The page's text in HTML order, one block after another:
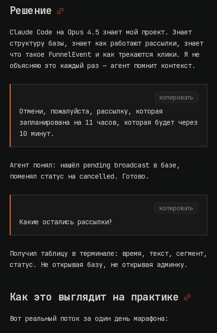
Решение
Claude Code на Opus 4.5 знает мой проект. Знает
структуру базы, знает как работают рассылки, знает
что такое FunnelEvent и как трекаются клики. Я не
объясняю это каждый раз — агент помнит контекст.
копировать
Отмени, пожалуйста, рассылку, которая
запланирована на 11 часов, которая будет через
10 минут.
Агент понял: нашёл pending broadcast в базе,
поменял статус на cancelled. Готово.
копировать
Какие остались рассылки?
Получил таблицу в терминале: время, текст, сегмент,
статус. Не открывая базу, не открывая админку.
Как это выглядит на практике
Вот реальный поток за один день марафона: